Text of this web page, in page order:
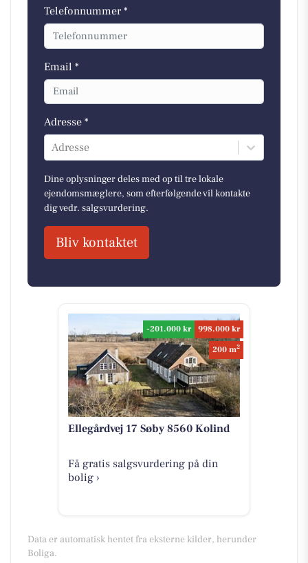
Telefonnummer *
Email *
Adresse *
Adresse
Dine oplysninger deles med op til tre lokale
ejendomsmæglere, som efterfølgende vil kontakte
dig vedr. salgsvurdering.
Bliv kontaktet
-201.000 kr
998.000 kr
200 m2
Ellegårdvej 17 Søby 8560 Kolind
Få gratis salgsvurdering på din
bolig ›
Data er automatisk hentet fra eksterne kilder, herunder
Boliga.